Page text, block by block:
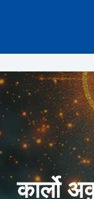
कार्लो